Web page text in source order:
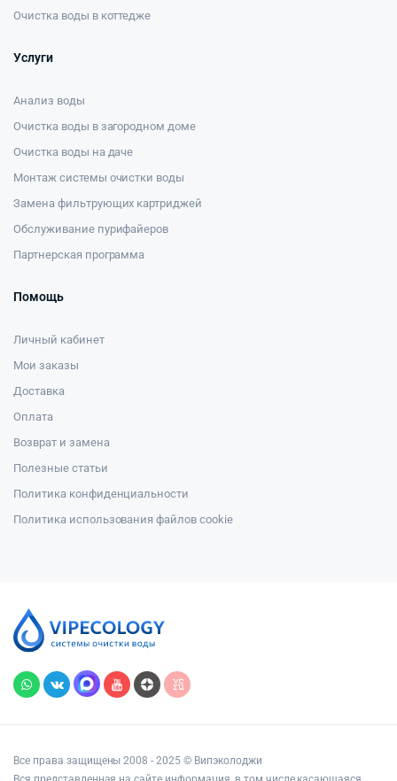
Очистка воды в коттедже
Услуги
Анализ воды
Очистка воды в загородном доме
Очистка воды на даче
Монтаж системы очистки воды
Замена фильтрующих картриджей
Обслуживание пурифайеров
Партнерская программа
Помощь
Личный кабинет
Мои заказы
Доставка
Оплата
Возврат и замена
Полезные статьи
Политика конфиденциальности
Политика использования файлов cookie
Все права защищены 2008 - 2025 © Випэколоджи